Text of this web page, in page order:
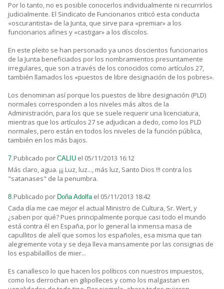
Por lo tanto, no es posible conocerlos individualmente ni recurrirlos
judicialmente. El Sindicato de Funcionarios criticó esta conducta
«oscurantista» de la Junta, que sirve para «premiar» a los
funcionarios afines y «castigar» a los díscolos.
En este pleito se han personado ya unos doscientos funcionarios
de la Junta beneficiados por los nombramientos presuntamente
irregulares, que son a través de los conocidos como artículos 27,
también llamados los «puestos de libre designación de los pobres».
Los denominan así porque los puestos de libre designación (PLD)
normales corresponden a los niveles más altos de la
Administración, para los que se suele requerir una licenciatura,
mientras que los artículos 27 se adjudican a dedo, como los PLD
normales, pero están en todos los niveles de la función pública,
también en los más bajos.
7.Publicado por CALIU el 05/11/2013 16:12
Más claro, agua. ¡¡¡ Luz, luz..., más luz, Santo Dios !!! contra los
"satanases" de la penumbra.
8.Publicado por Doña Adolfa el 05/11/2013 18:42
Cada día me cae mejor el actual Ministro de Cultura, Sr. Wert, y
¿saben por qué? Pues principalmente porque casi todo el mundo
está contra él en España, por lo general la inmensa masa de
capullitos de alelí que somos los españoles, esa misma que tan
alegremente vota y se deja lleva mansamente por las consignas de
los espabilaillos de mier...
Es canallesco lo que hacen los políticos con nuestros impuestos,
como los derrochan en gilipolleces y como los malgastan en